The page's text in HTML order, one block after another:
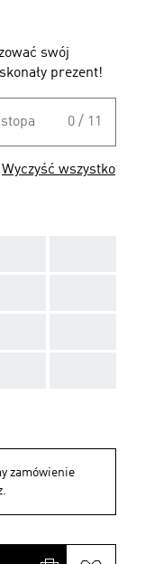
swój
prezent!
0 / 11
Wyczyść wszystko
zamówienie